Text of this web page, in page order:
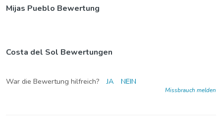
Mijas Pueblo Bewertung
Costa del Sol Bewertungen
War die Bewertung hilfreich? JA NEIN
Missbrauch melden